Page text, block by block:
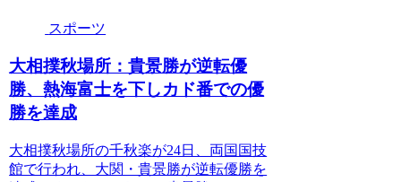
スポーツ
大相撲秋場所：貴景勝が逆転優
勝、熱海富士を下しカド番での優
勝を達成
大相撲秋場所の千秋楽が24日、両国国技
館で行われ、大関・貴景勝が逆転優勝を